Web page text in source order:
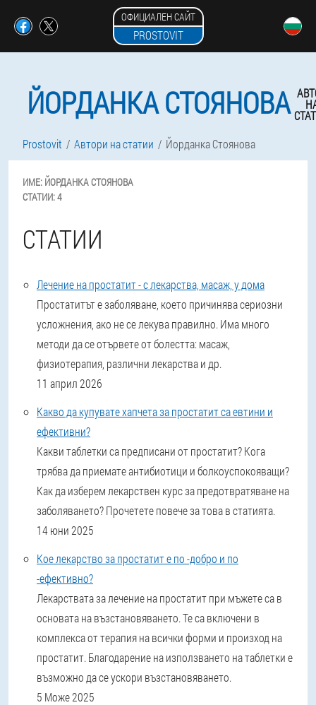
ОФИЦИАЛЕН САЙТ
PROSTOVIT
ЙОРДАНКА СТОЯНОВА
Prostovit
Автори на статии Йорданка Стоянова
ИМЕ: ЙОРДАНКАСТОЯНОВА
СТАТИИ:4
СТАТИИ
Лечение на простатит - с лекарства, масаж, у дома
Простатитът е заболяване, което причинява сериозни
усложнения, ако не се лекува правилно. Има много
методи да се отървете от болестта: масаж,
физиотерапия, различни лекарства и др.
11 април 2026
Какво да купувате хапчета за простатит са евтини и
ефективни?
Какви таблетки са предписани от простатит? Кога
трябва да приемате антибиотици и болкоуспокояващи?
Как да изберем лекарствен курс за предотвратяване на
заболяването? Прочетете повече за това в статията.
14 юни 2025
Кое лекарство за простатит е по -добро и по
-ефективно?
Лекарствата за лечение на простатит при мъжете са в
основата на възстановяването. Те са включени в
комплекса от терапия на всички форми и произход на
простатит. Благодарение на използването на таблетки е
възможно да се ускори възстановяването.
5 Може 2025